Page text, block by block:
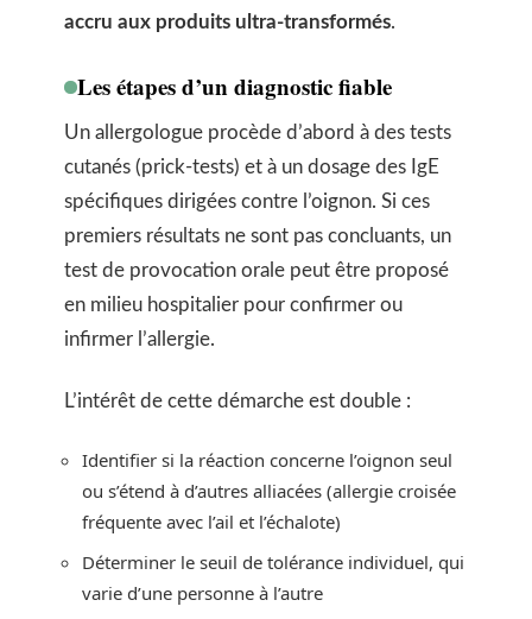
accru aux produits ultra-transformés.
Les étapes d’un diagnostic fiable
Un allergologue procède d’abord à des tests
cutanés (prick-tests) et à un dosage des IgE
spécifiques dirigées contre l’oignon. Si ces
premiers résultats ne sont pas concluants, un
test de provocation orale peut être proposé
en milieu hospitalier pour confirmer ou
infirmer l’allergie.
L’intérêt de cette démarche est double :
Identifier si la réaction concerne l’oignon seul
ou s’étend à d’autres alliacées (allergie croisée
fréquente avec l’ail et l’échalote)
Déterminer le seuil de tolérance individuel, qui
varie d’une personne à l’autre